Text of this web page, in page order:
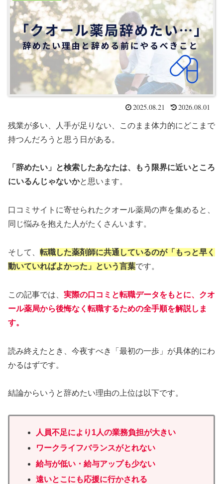
2025.08.21 2026.08.01
残業が多い、人手が足りない、このまま体力的にどこまで
持つんだろうと思う日がある。
「辞めたい」と検索したあなたは、もう限界に近いところ
にいるんじゃないかと思います。
口コミサイトに寄せられたクオール薬局の声を集めると、
同じ悩みを抱えた人がたくさんいます。
そして、 転職した薬剤師に共通しているのが「もっと早く
動いていればよかった」という言葉です。
この記事では、 実際の口コミと転職データをもとに、クオ
ール薬局から後悔なく転職するための全手順を解説しま
す。
読み終えたとき、今夜すべき「最初の一歩」が具体的にわ
かるはずです。
結論からいうと辞めたい理由の上位は以下です。
人員不足により1人の業務負担が大きい
ワークライフバランスがとれない
給与が低い・給与アップも少ない
遠いとこにも応援に行かされる